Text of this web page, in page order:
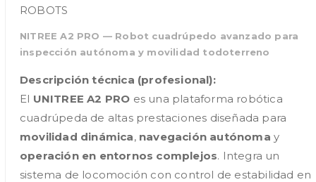
ROBOTS
NITREE A2 PRO — Robot cuadrúpedo avanzado para
inspección autónoma y movilidad todoterreno
Descripción técnica (profesional):
El UNITREE A2 PRO es una plataforma robótica
cuadrúpeda de altas prestaciones diseñada para
movilidad dinámica, navegación autónoma y
operación en entornos complejos. Integra un
sistema de locomoción con control de estabilidad en